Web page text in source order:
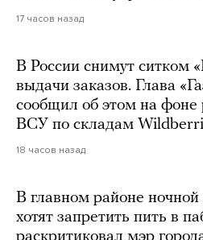
17 часов назад
В России снимут ситком
выдачи заказов. Глава
сообщил об этом на фоне
ВСУ по складам
18 часов назад
В главном районе
хотят запретить пить в
раскритиковал мэр